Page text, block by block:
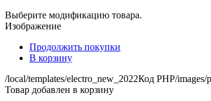
Выберите модификацию товара.
Изображение
Продолжить покупки
В корзину
/local/templates/electro_new_2022Код PHP/
Товар добавлен в корзину